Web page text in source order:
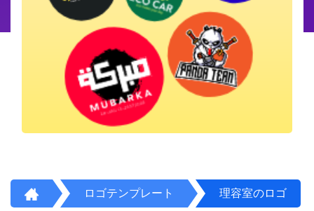
ロゴテンプレート 理容室のロゴ